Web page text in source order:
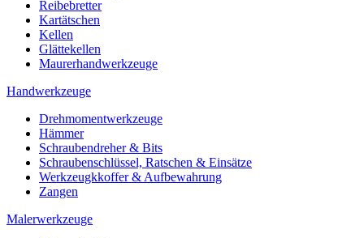
Reibebretter
Kartätschen
Kellen
Glättekellen
Maurerhandwerkzeuge
Handwerkzeuge
Drehmomentwerkzeuge
Hämmer
Schraubendreher & Bits
Schraubenschlüssel, Ratschen & Einsätze
Werkzeugkkoffer & Aufbewahrung
Zangen
Malerwerkzeuge